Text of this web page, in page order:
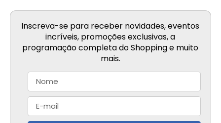
Inscreva-se para receber novidades, eventos
incríveis, promoções exclusivas, a
programação completa do Shopping e muito
mais.